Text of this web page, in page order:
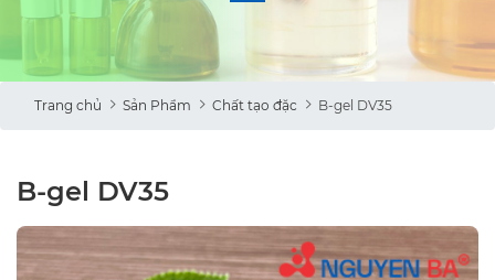
Trang chủ Sản Phẩm Chất tạo đặc B-gel DV35
B-gel DV35